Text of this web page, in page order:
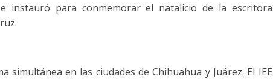
instauró para conmemorar el natalicio de la escritora
simultánea en las ciudades de Chihuahua y Juárez. El IEE